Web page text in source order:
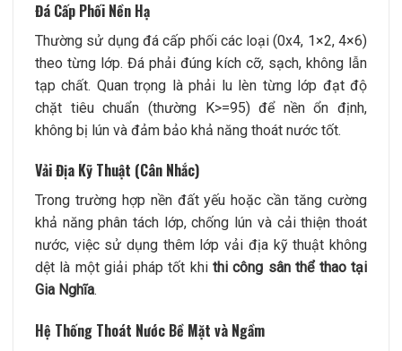
Đá Cấp Phối Nền Hạ
Thường sử dụng đá cấp phối các loại (0x4, 1×2, 4×6)
theo từng lớp. Đá phải đúng kích cỡ, sạch, không lẫn
tạp chất. Quan trọng là phải lu lèn từng lớp đạt độ
chặt tiêu chuẩn (thường K>=95) để nền ổn định,
không bị lún và đảm bảo khả năng thoát nước tốt.
Vải Địa Kỹ Thuật (Cân Nhắc)
Trong trường hợp nền đất yếu hoặc cần tăng cường
khả năng phân tách lớp, chống lún và cải thiện thoát
nước, việc sử dụng thêm lớp vải địa kỹ thuật không
dệt là một giải pháp tốt khi thi công sân thể thao tại
Gia Nghĩa.
Hệ Thống Thoát Nước Bề Mặt và Ngầm